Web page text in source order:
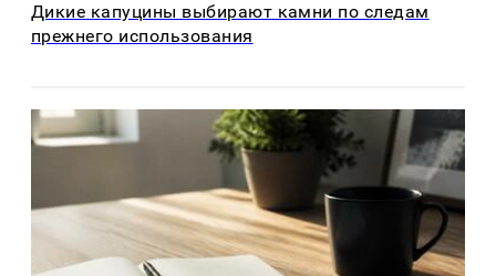
Дикие капуцины выбирают камни по следам
прежнего использования